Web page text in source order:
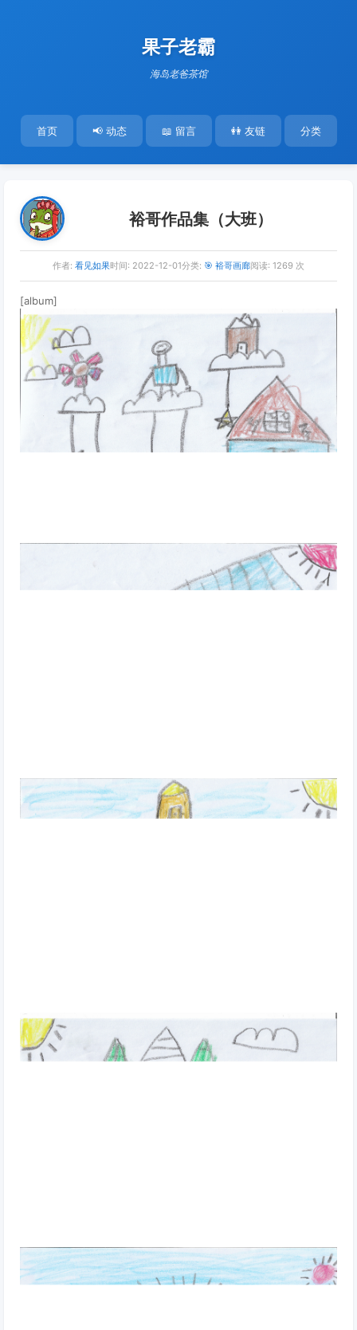
果子老霸
海岛老爸茶馆
首页 📢 动态 📖 留言 👭 友链 分类
裕哥作品集（大班）
作者: 看见如果时间: 2022-12-01分类: 🎯 裕哥画廊阅读: 1269 次
[album]